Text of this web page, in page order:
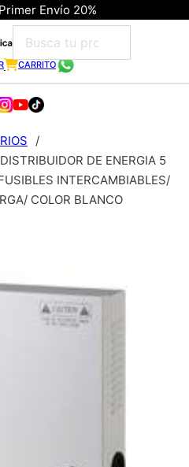
Envío 20%
CARRITO
/
DE ENERGIA 5
INTERCAMBIABLES/
COLOR BLANCO